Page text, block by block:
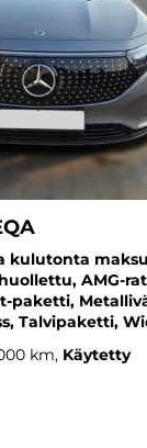
kulutonta
AMG-
paketti,
Talvipaketti,
km Käytetty